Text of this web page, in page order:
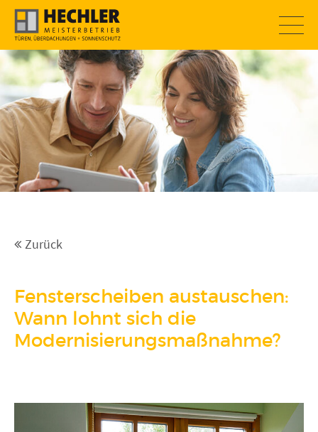
FENSTER KAUFEN
Fensterscheiben austauschen:
Wann lohnt sich die
Modernisierungsmaßnahme?
Zurück